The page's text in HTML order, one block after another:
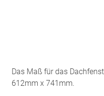
Das Maß für das
612mm x 741mm.